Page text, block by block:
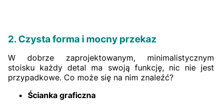
2. Czysta forma i mocny przekaz
W dobrze zaprojektowanym, minimalistycznym
stoisku każdy detal ma swoją funkcję, nic nie jest
przypadkowe. Co może się na nim znaleźć?
Ścianka graficzna